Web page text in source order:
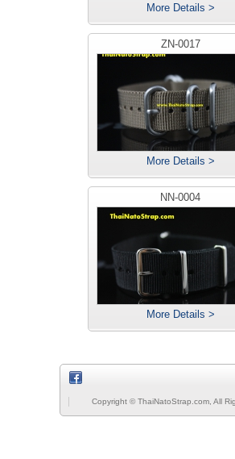
More Details >
ZN-0017
More Details >
NN-0004
More Details >
Copyright © ThaiNatoStrap.com, All